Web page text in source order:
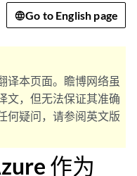
Go to English page
译本页面。瞻博网络虽
文，但无法保证其准确
何疑问，请参阅英文版
作为